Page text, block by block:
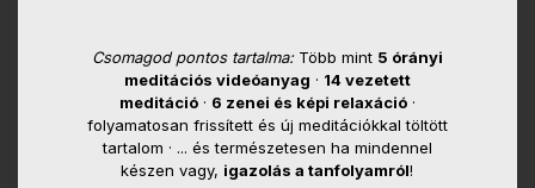
Csomagod pontos tartalma:Több mint 5 órányi
meditációs videóanyag · 14 vezetett
meditáció· 6 zenei és képi relaxáció·
folyamatosan frissített és új meditációkkal töltött
tartalom · ... és természetesen ha mindennel
készen vagy, igazolás a tanfolyamról!